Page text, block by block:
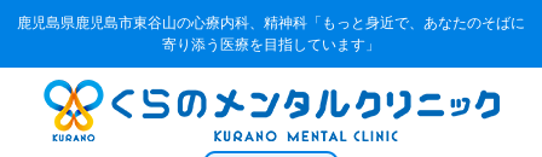
鹿児島県鹿児島市東谷山の心療内科、精神科「もっと身近で、あなたのそばに
寄り添う医療を目指しています」